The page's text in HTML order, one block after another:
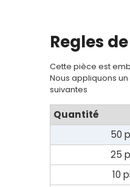
Regles
Cette pièce est
Nous appliquons
suivantes
Quantité
50
25
10